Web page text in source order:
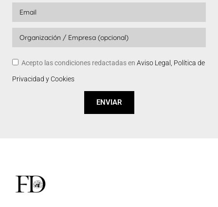
Acepto las condiciones redactadas en Aviso Legal, Política de
Privacidad y Cookies
ENVIAR